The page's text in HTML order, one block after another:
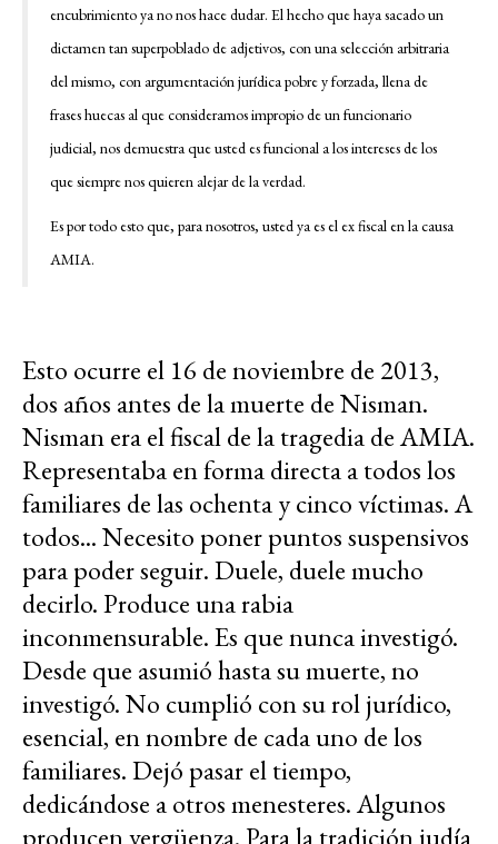
encubrimiento ya no nos hace dudar. El hecho que haya sacado un
dictamen tan superpoblado de adjetivos, con una selección arbitraria
del mismo, con argumentación jurídica pobre y forzada, llena de
frases huecas al que consideramos impropio de un funcionario
judicial, nos demuestra que usted es funcional a los intereses de los
que siempre nos quieren alejar de la verdad.
Es por todo esto que, para nosotros, usted ya es el ex fiscal en la causa
AMIA.
Esto ocurre el 16 de noviembre de 2013,
dos años antes de la muerte de Nisman.
Nisman era el fiscal de la tragedia de AMIA.
Representaba en forma directa a todos los
familiares de las ochenta y cinco víctimas. A
todos... Necesito poner puntos suspensivos
para poder seguir. Duele, duele mucho
decirlo. Produce una rabia
inconmensurable. Es que nunca investigó.
Desde que asumió hasta su muerte, no
investigó. No cumplió con su rol jurídico,
esencial, en nombre de cada uno de los
familiares. Dejó pasar el tiempo,
dedicándose a otros menesteres. Algunos
producen vergüenza. Para la tradición judía